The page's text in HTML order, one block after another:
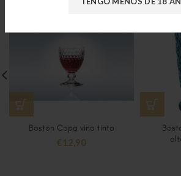
Boston Copa vino tinto
€12,90